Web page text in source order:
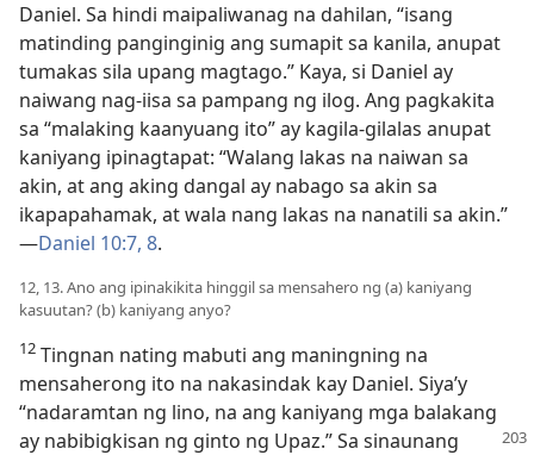
Daniel. Sa hindi maipaliwanag na dahilan, “isang
matinding panginginig ang sumapit sa kanila, anupat
tumakas sila upang magtago.” Kaya, si Daniel ay
naiwang nag-iisa sa pampang ng ilog. Ang pagkakita
sa “malaking kaanyuang ito” ay kagila-gilalas anupat
kaniyang ipinagtapat: “Walang lakas na naiwan sa
akin, at ang aking dangal ay nabago sa akin sa
ikapapahamak, at wala nang lakas na nanatili sa akin.”​
—Daniel 10:7, 8.
12, 13. Ano ang ipinakikita hinggil sa mensahero ng (a) kaniyang
kasuutan? (b) kaniyang anyo?
12 Tingnan nating mabuti ang maningning na
mensaherong ito na nakasindak kay Daniel. Siya’y
“nadaramtan ng lino, na ang kaniyang mga balakang
ay nabibigkisan ng ginto ng Upaz.”Sa sinaunang